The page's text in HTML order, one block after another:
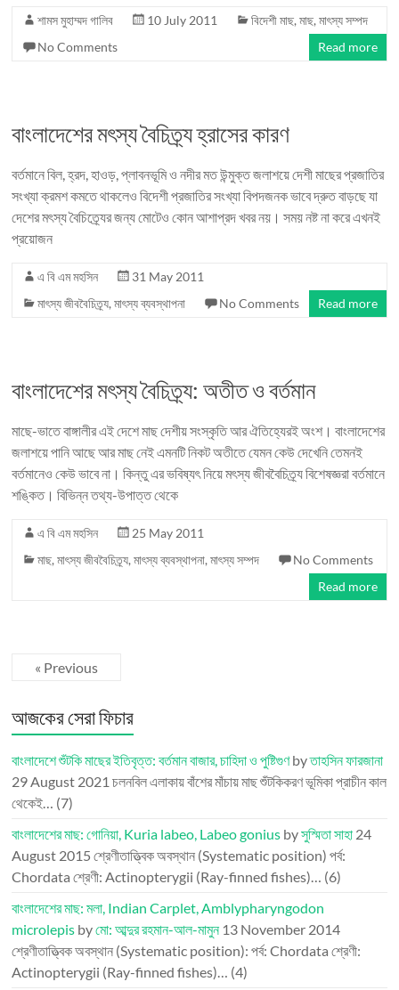
শামস মুহাম্মদ গালিব 10 July 2011 বিদেশী মাছ,মাছ,মাৎস্য সম্পদ
No Comments
Read more
বাংলাদেশের মৎস্য বৈচিত্র্য হ্রাসের কারণ
বর্তমানে বিল, হ্রদ, হাওড়, প্লাবনভূমি ও নদীর মত উন্মুক্ত জলাশয়ে দেশী মাছের প্রজাতির
সংখ্যা ক্রমশ কমতে থাকলেও বিদেশী প্রজাতির সংখ্যা বিপদজনক ভাবে দ্রুত বাড়ছে যা
দেশের মৎস্য বৈচিত্র্যের জন্য মোটেও কোন আশাপ্রদ খবর নয়। সময় নষ্ট না করে এখনই
প্রয়োজন
এ বি এম মহসিন
31 May 2011
মাৎস্য জীববৈচিত্র্য,মাৎস্য ব্যবস্থাপনা No Comments Read more
বাংলাদেশের মৎস্য বৈচিত্র্য: অতীত ও বর্তমান
মাছে-ভাতে বাঙ্গালীর এই দেশে মাছ দেশীয় সংস্কৃতি আর ঐতিহ্যেরই অংশ। বাংলাদেশের
জলাশয়ে পানি আছে আর মাছ নেই এমনটি নিকট অতীতে যেমন কেউ দেখেনি তেমনই
বর্তমানেও কেউ ভাবে না। কিন্তু এর ভবিষ্যৎ নিয়ে মৎস্য জীববৈচিত্র্য বিশেষজ্ঞরা বর্তমানে
শঙ্কিত। বিভিন্ন তথ্য-উপাত্ত থেকে
এ বি এম মহসিন
25 May 2011
মাছ,মাৎস্য জীববৈচিত্র্য,মাৎস্য ব্যবস্থাপনা,মাৎস্য সম্পদ
No Comments
Read more
« Previous
আজকের সেরা ফিচার
বাংলাদেশে শুঁটকি মাছের ইতিবৃত্ত: বর্তমান বাজার, চাহিদা ও পুষ্টিগুণbyতাহসিন ফারজানা
29 August 2021 চলনবিল এলাকায় বাঁশের মাঁচায় মাছ শুঁটকিকরণ ভূমিকা প্রাচীন কাল
থেকেই… (7)
বাংলাদেশের মাছ: গোনিয়া, Kuria labeo, Labeo gonius byসুস্মিতা সাহা 24
August 2015 শ্রেণীতাত্ত্বিক অবস্থান (Systematic position) পর্ব:
Chordata শ্রেণী: Actinopterygii (Ray-finned fishes)… (6)
বাংলাদেশের মাছ: মলা, Indian Carplet, Amblypharyngodon
microlepis byমো: আব্দুর রহমান-আল-মামুন 13 November 2014
শ্রেণীতাত্ত্বিক অবস্থান (Systematic position): পর্ব: Chordata শ্রেণী:
Actinopterygii (Ray-finned fishes)… (4)